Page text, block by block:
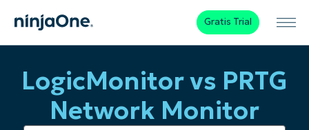
Gratis Trial
LogicMonitor vs PRTG
Network Monitor